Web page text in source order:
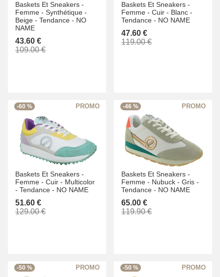
Baskets Et Sneakers -
Femme - Synthétique -
Beige - Tendance - NO
NAME
43.60 €
109.00 €
Baskets Et Sneakers -
Femme - Cuir - Blanc -
Tendance - NO NAME
47.60 €
119.00 €
-60 %
Baskets Et Sneakers -
Femme - Cuir - Multicolor
- Tendance - NO NAME
51.60 €
129.00 €
-46 %
Baskets Et Sneakers -
Femme - Nubuck - Gris -
Tendance - NO NAME
65.00 €
119.90 €
-50 % -50 %